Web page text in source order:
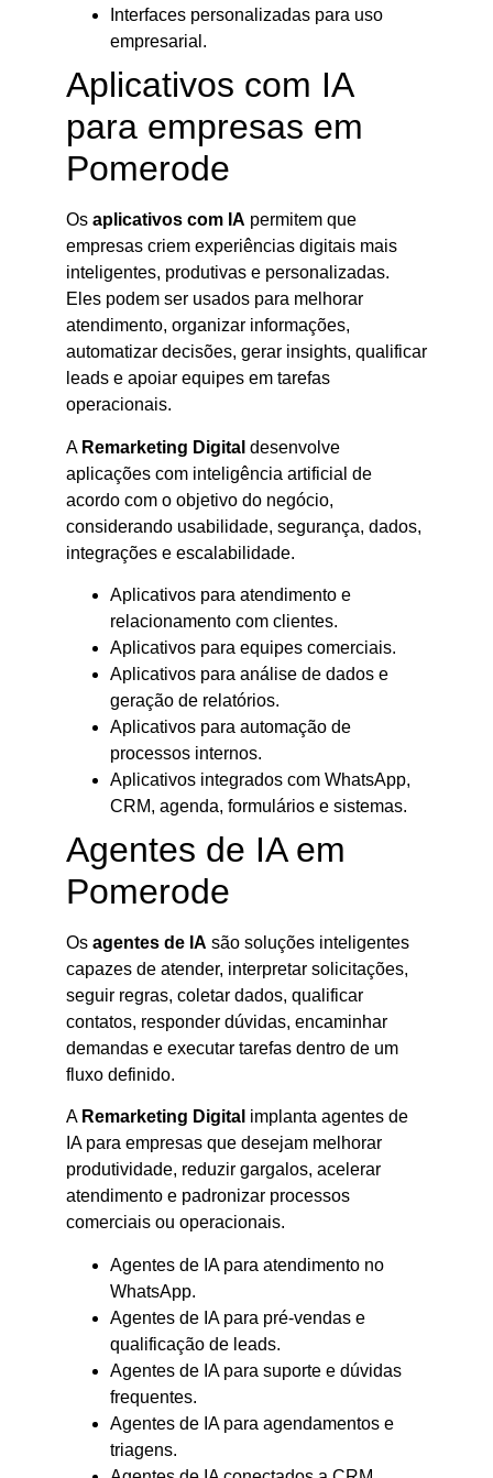
Interfaces personalizadas para uso
empresarial.
Aplicativos com IA
para empresas em
Pomerode
Os aplicativos com IA permitem que
empresas criem experiências digitais mais
inteligentes, produtivas e personalizadas.
Eles podem ser usados para melhorar
atendimento, organizar informações,
automatizar decisões, gerar insights, qualificar
leads e apoiar equipes em tarefas
operacionais.
A Remarketing Digital desenvolve
aplicações com inteligência artificial de
acordo com o objetivo do negócio,
considerando usabilidade, segurança, dados,
integrações e escalabilidade.
Aplicativos para atendimento e
relacionamento com clientes.
Aplicativos para equipes comerciais.
Aplicativos para análise de dados e
geração de relatórios.
Aplicativos para automação de
processos internos.
Aplicativos integrados com WhatsApp,
CRM, agenda, formulários e sistemas.
Agentes de IA em
Pomerode
Os agentes de IA são soluções inteligentes
capazes de atender, interpretar solicitações,
seguir regras, coletar dados, qualificar
contatos, responder dúvidas, encaminhar
demandas e executar tarefas dentro de um
fluxo definido.
A Remarketing Digital implanta agentes de
IA para empresas que desejam melhorar
produtividade, reduzir gargalos, acelerar
atendimento e padronizar processos
comerciais ou operacionais.
Agentes de IA para atendimento no
WhatsApp.
Agentes de IA para pré-vendas e
qualificação de leads.
Agentes de IA para suporte e dúvidas
frequentes.
Agentes de IA para agendamentos e
triagens.